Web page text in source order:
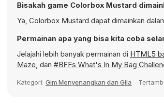
Bisakah game Colorbox Mustard
Ya, Colorbox Mustard dapat dimainkan
Permainan apa yang bisa kita coba
Jelajahi lebih banyak permainan di HTML5
Maze, dan #BFFs What's In My Bag
Kategori: Gim Menyenangkan dan Gila